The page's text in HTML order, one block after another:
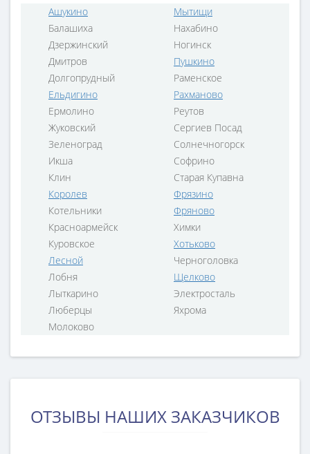
Ашукино
Балашиха
Дзержинский
Дмитров
Долгопрудный
Ельдигино
Ермолино
Жуковский
Зеленоград
Икша
Клин
Королев
Котельники
Красноармейск
Куровское
Лесной
Лобня
Лыткарино
Люберцы
Молоково
Мытищи
Нахабино
Ногинск
Пушкино
Раменское
Рахманово
Реутов
Сергиев Посад
Солнечногорск
Софрино
Старая Купавна
Фрязино
Фряново
Химки
Хотьково
Черноголовка
Щелково
Электросталь
Яхрома
ОТЗЫВЫ НАШИХ ЗАКАЗЧИКОВ